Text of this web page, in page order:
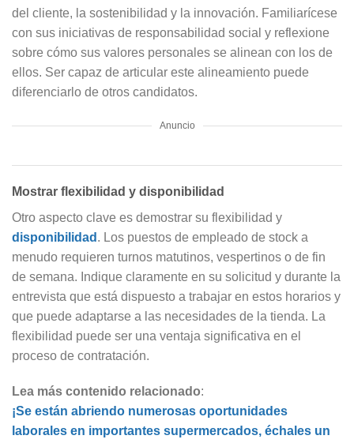
del cliente, la sostenibilidad y la innovación. Familiarícese
con sus iniciativas de responsabilidad social y reflexione
sobre cómo sus valores personales se alinean con los de
ellos. Ser capaz de articular este alineamiento puede
diferenciarlo de otros candidatos.
Anuncio
Mostrar flexibilidad y disponibilidad
Otro aspecto clave es demostrar su flexibilidad y
disponibilidad . Los puestos de empleado de stock a
menudo requieren turnos matutinos, vespertinos o de fin
de semana. Indique claramente en su solicitud y durante la
entrevista que está dispuesto a trabajar en estos horarios y
que puede adaptarse a las necesidades de la tienda. La
flexibilidad puede ser una ventaja significativa en el
proceso de contratación.
Lea más contenido relacionado:
¡Se están abriendo numerosas oportunidades
laborales en importantes supermercados, échales un